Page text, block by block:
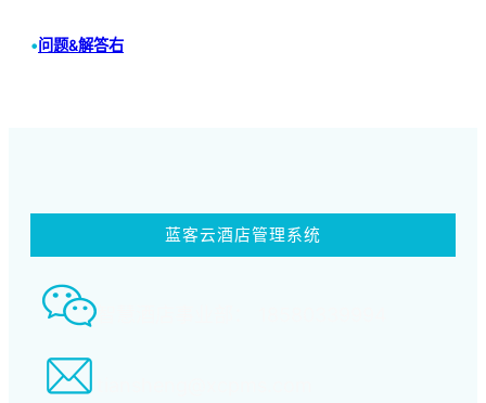
•问题&解答右
蓝客云酒店管理系统
智慧酒店事业部： 18580339994